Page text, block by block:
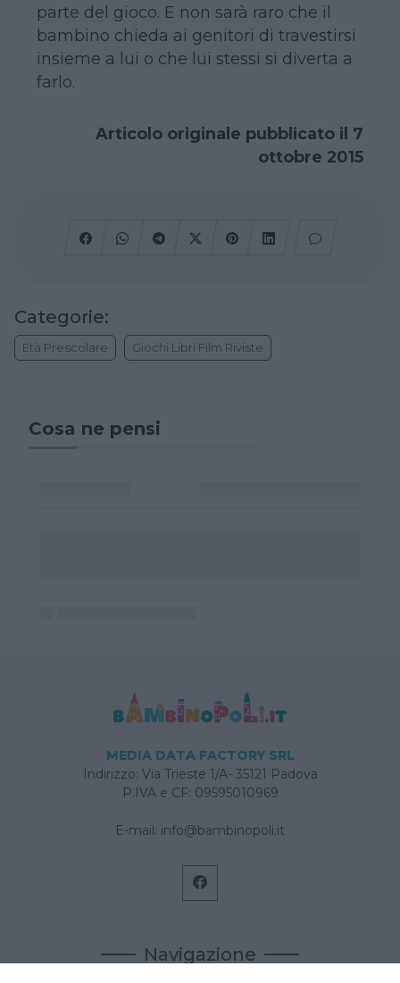
parte del gioco. E non sarà raro che il
bambino chieda ai genitori di travestirsi
insieme a lui o che lui stessi si diverta a
farlo.
Articolo originale pubblicato il 7
ottobre 2015
Categorie:
Età Prescolare Giochi Libri Film Riviste
Cosa ne pensi
MEDIA DATA FACTORY SRL
Indirizzo: Via Trieste 1/A- 35121 Padova
P.IVA e CF: 09595010969
E-mail: info@bambinopoli.it
Navigazione